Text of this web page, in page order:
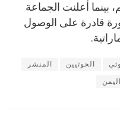
بينما أعلنت الجماعة
قادرة على الوصول
الحوثيين المنشر
اليمن